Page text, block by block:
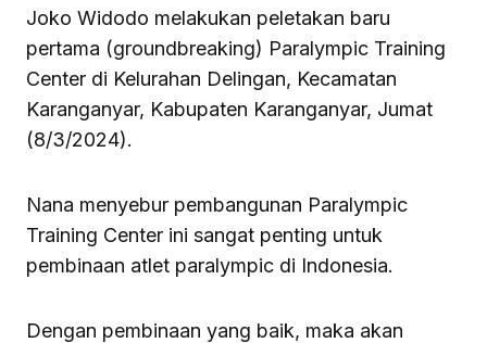
Joko Widodo melakukan peletakan baru
pertama (groundbreaking) Paralympic Training
Center di Kelurahan Delingan, Kecamatan
Karanganyar, Kabupaten Karanganyar, Jumat
(8/3/2024).
Nana menyebur pembangunan Paralympic
Training Center ini sangat penting untuk
pembinaan atlet paralympic di Indonesia.
Dengan pembinaan yang baik, maka akan